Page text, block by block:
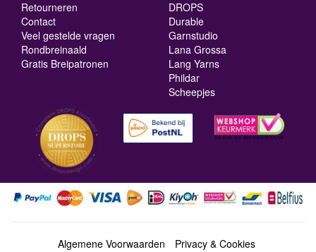
Retourneren
Contact
Veel gestelde vragen
Rondbreinaald
Gratis Breipatronen
DROPS
Durable
Garnstudio
Lana Grossa
Lang Yarns
Phildar
Scheepjes
Algemene Voorwaarden
Privacy & Cookies